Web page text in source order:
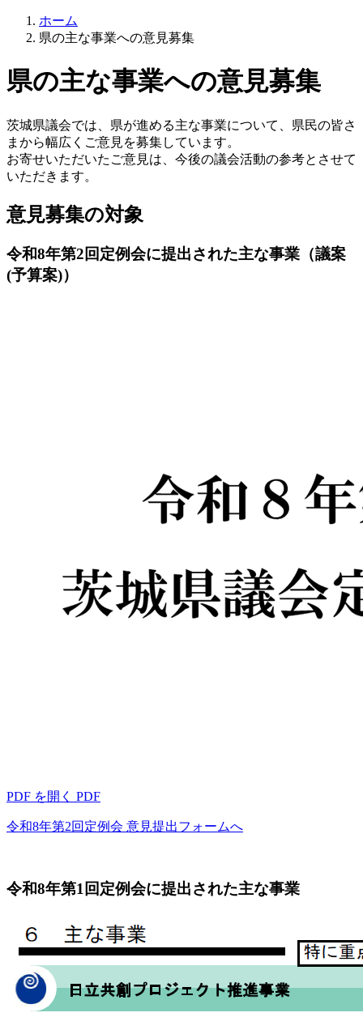
ホーム
県の主な事業への意見募集
県の主な事業への意見募集
茨城県議会では、県が進める主な事業について、県民の皆さ
まから幅広くご意見を募集しています。
お寄せいただいたご意見は、今後の議会活動の参考とさせて
いただきます。
意見募集の対象
令和8年第2回定例会に提出された主な事業（議案
(予算案)）
PDF を開く PDF
令和8年第2回定例会 意見提出フォームへ
令和8年第1回定例会に提出された主な事業